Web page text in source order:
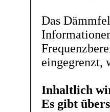
Das
eingegrenzt,
Inhaltlich
Es gibt